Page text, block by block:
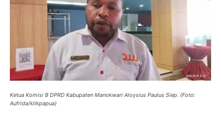
Ketua Komisi B DPRD Kabupaten Manokwari Aloysius Paulus Siep. (Foto:
Aufrida/klikpapua)